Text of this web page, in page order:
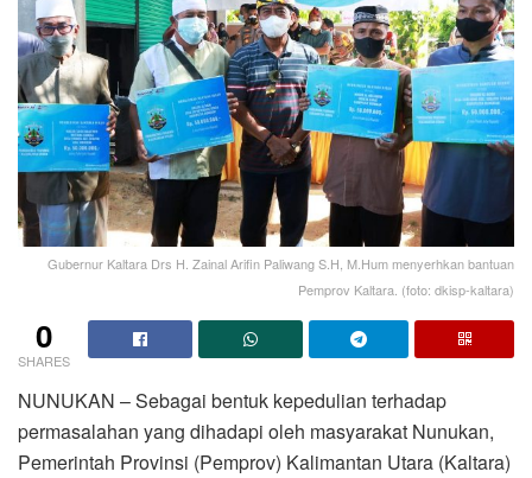
Gubernur Kaltara Drs H. Zainal Arifin Paliwang S.H, M.Hum menyerhkan bantuan
Pemprov Kaltara. (foto: dkisp-kaltara)
0
SHARES
NUNUKAN – Sebagai bentuk kepedulian terhadap
permasalahan yang dihadapi oleh masyarakat Nunukan,
Pemerintah Provinsi (Pemprov) Kalimantan Utara (Kaltara)